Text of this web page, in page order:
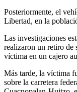
Posteriormente, el
Libertad, en la
Las investigaciones
realizaron un retiro de
víctima en un cajero
Más tarde, la víctima
sobre la carretera